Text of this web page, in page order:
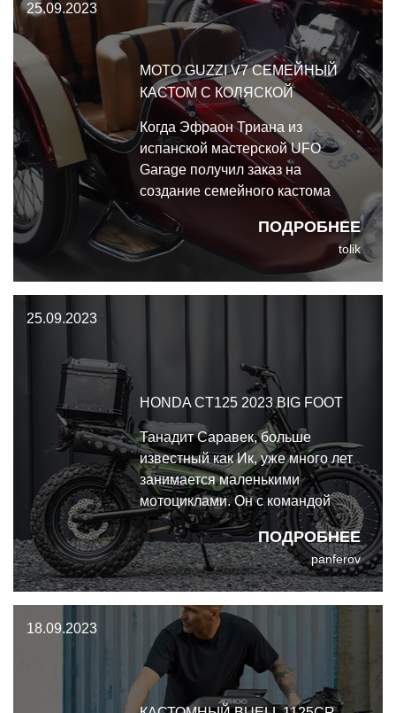
кастомных мотоциклов, таких,
как этот дикий двухтактный
Kawasaki H1
25.09.2023
MOTO GUZZI V7 СЕМЕЙНЫЙ
КАСТОМ С КОЛЯСКОЙ
ПОДРОБНЕЕ
Когда Эфраон Триана из
испанской мастерской UFO
Garage получил заказ на
создание семейного кастома
Moto Guzzi V7 с коляской, он
понял, что потрудиться придётся
всерьёз. UFO Garage предстояло
не просто прикрепить к Guzzi
коляску, но и сделать её
tolik
25.09.2023
HONDA CT125 2023 BIG FOOT
ПОДРОБНЕЕ
Танадит Саравек, больше
известный как Ик, уже много лет
занимается маленькими
мотоциклами. Он с командой
известен своим умением взять
почти любой мотоцикл и
превратить его в невероятный
кастом, но именно минибайки
прославили K-Speed, а
конкретно модель CT125 стала
новым хитом в их портфолио.
panferov
18.09.2023